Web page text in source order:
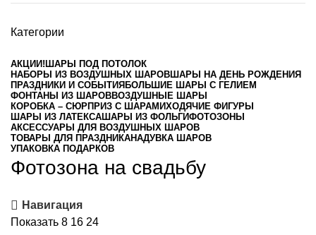
Категории
АКЦИИ! ШАРЫ ПОД ПОТОЛОК
НАБОРЫ ИЗ ВОЗДУШНЫХ ШАРОВШАРЫ НА ДЕНЬ РОЖДЕНИЯ
ПРАЗДНИКИ И СОБЫТИЯ БОЛЬШИЕ ШАРЫ С ГЕЛИЕМ
ФОНТАНЫ ИЗ ШАРОВВОЗДУШНЫЕ ШАРЫ
КОРОБКА – СЮРПРИЗ С ШАРАМИХОДЯЧИЕ ФИГУРЫ
ШАРЫ ИЗ ЛАТЕКСАШАРЫ ИЗ ФОЛЬГИФОТОЗОНЫ
АКСЕССУАРЫ ДЛЯ ВОЗДУШНЫХ ШАРОВ
ТОВАРЫ ДЛЯ ПРАЗДНИКАНАДУВКА ШАРОВ
УПАКОВКА ПОДАРКОВ
Фотозона на свадьбу
Навигация
Показать 8 16 24